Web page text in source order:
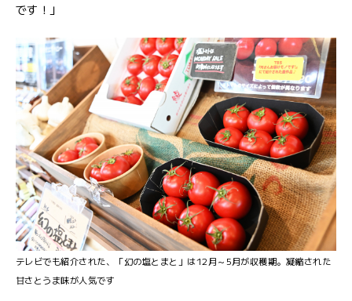
です！」
テレビでも紹介された、「幻の塩とまと」は12月～5月が収穫期。凝縮された
甘さとうま味が人気です